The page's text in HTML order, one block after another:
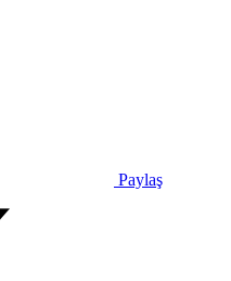
Paylaş